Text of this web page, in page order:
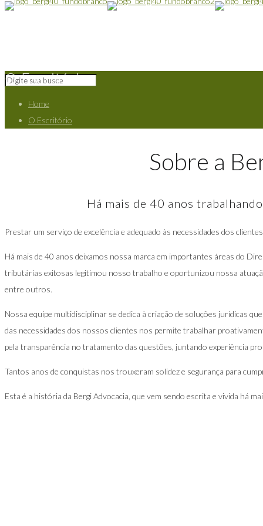
O Escritório
Home
O Escritório
Sobre a
Há mais de 40 anos
Prestar um serviço de excelência e adequado às necessidades dos
Há mais de 40 anos deixamos nossa marca em importantes áreas do
tributárias exitosas legitimou nosso trabalho e oportunizou nossa
entre outros.
Nossa equipe multidisciplinar se dedica à criação de soluções jurídicas
das necessidades dos nossos clientes nos permite trabalhar
pela transparência no tratamento das questões, juntando experiência
Tantos anos de conquistas nos trouxeram solidez e segurança para
Esta é a história da Bergi Advocacia, que vem sendo escrita e vivida há